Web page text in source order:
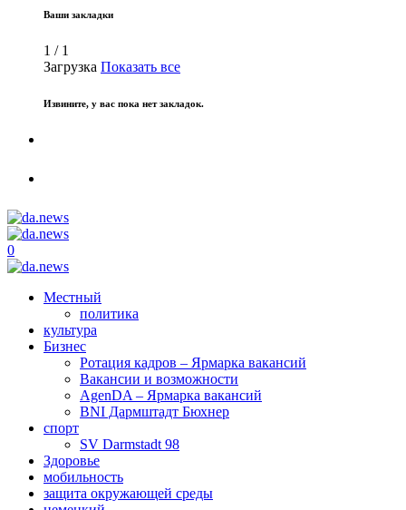
Ваши закладки
1 / 1
Загрузка Показать все
Извините, у вас пока нет закладок.
0
Местный
политика
культура
Бизнес
Ротация кадров – Ярмарка вакансий
Вакансии и возможности
AgenDA – Ярмарка вакансий
BNI Дармштадт Бюхнер
спорт
SV Darmstadt 98
Здоровье
мобильность
защита окружающей среды